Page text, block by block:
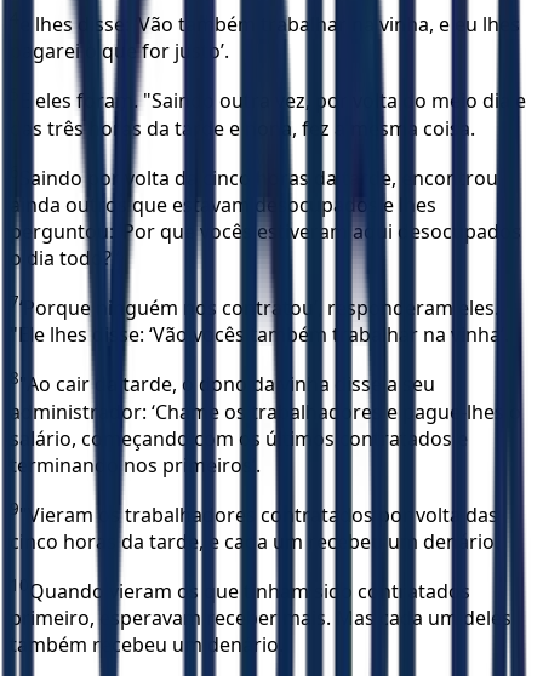
e lhes disse: ‘Vão também trabalhar na vinha, e eu lhes
pagarei o que for justo’.
E eles foram. "Saindo outra vez, por volta do meio dia e
das três horas da tarde e nona, fez a mesma coisa.
Saindo por volta da cinco horas da tarde, encontrou
ainda outros que estavam desocupados e lhes
perguntou: ‘Por que vocês estiveram aqui desocupados
o dia todo? ’
7‘Porque ninguém nos contratou’, responderam eles.
"Ele lhes disse: ‘Vão vocês também trabalhar na vinha’.
8"Ao cair da tarde, o dono da vinha disse a seu
administrador: ‘Chame os trabalhadores e pague-lhes o
salário, começando com os últimos contratados e
terminando nos primeiros’.
9"Vieram os trabalhadores contratados por volta das
cinco horas da tarde, e cada um recebeu um denário.
10 Quando vieram os que tinham sido contratados
primeiro, esperavam receber mais. Mas cada um deles
também recebeu um denário.